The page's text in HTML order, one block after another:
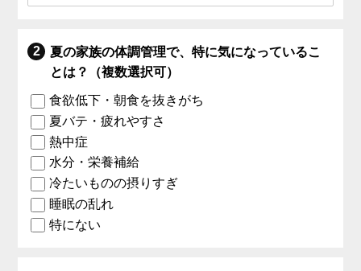
夏の家族の体調管理で、特に気になっているこ
とは？（複数選択可）
食欲低下・朝食を抜きがち
夏バテ・疲れやすさ
熱中症
水分・栄養補給
冷たいものの摂りすぎ
睡眠の乱れ
特にない